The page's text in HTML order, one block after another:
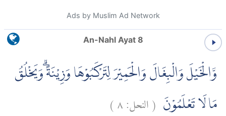
Ads by Muslim Ad Network
An-Nahl Ayat 8
وَّالْخَيْلَ وَالْبِغَالَ وَالْحَمِيْرَ لِتَرْكَبُوْهَا وَزِيْنَةًۗ وَيَخْلُقُ
مَا لَا تَعْلَمُوْنَ (النحل:٨)